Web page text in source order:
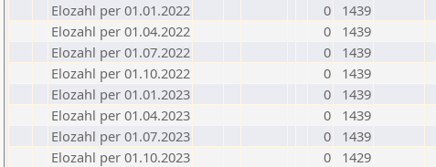
Elozahl per 01.01.2022
0
1439
Elozahl per 01.04.2022
0
1439
Elozahl per 01.07.2022
0
1439
Elozahl per 01.10.2022
0
1439
Elozahl per 01.01.2023
0
1439
Elozahl per 01.04.2023
0
1439
Elozahl per 01.07.2023
0
1439
Elozahl per 01.10.2023
0
1429